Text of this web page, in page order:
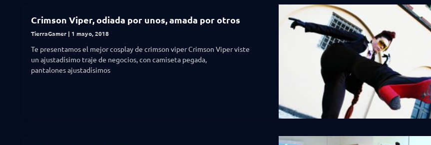
Crimson Viper, odiada por unos, amada por otros
TierraGamer 1 mayo, 2018
Te presentamos el mejor cosplay de crimson viper Crimson Viper viste
un ajustadísimo traje de negocios, con camiseta pegada,
pantalones ajustadísimos